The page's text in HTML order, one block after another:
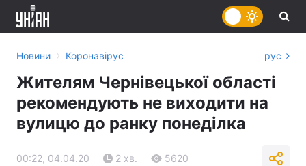
Новини › Коронавірус рус
Жителям Чернівецької області
рекомендують не виходити на
вулицю до ранку понеділка
00:22, 04.04.20 2 хв. 5620